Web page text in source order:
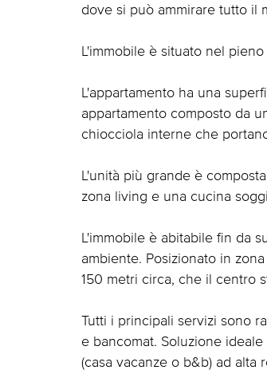
dove si può ammirare tutto il
L'immobile è situato nel
L'appartamento ha una
appartamento composto da
chiocciola interne che
L'unità più grande è
zona living e una cucina
L'immobile è abitabile fin da
ambiente. Posizionato in
150 metri circa, che il centro
Tutti i principali servizi sono
e bancomat. Soluzione
(casa vacanze o b&b) ad alta